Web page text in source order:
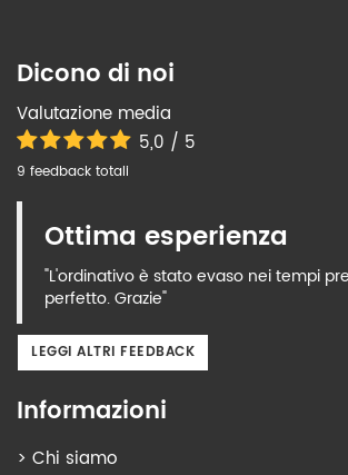
Dicono di noi
Valutazione media
5,0 / 5
9 feedback totali
Ottima esperienza
"L'ordinativo è stato evaso nei tempi
perfetto. Grazie"
LEGGI ALTRI FEEDBACK
Informazioni
> Chi siamo